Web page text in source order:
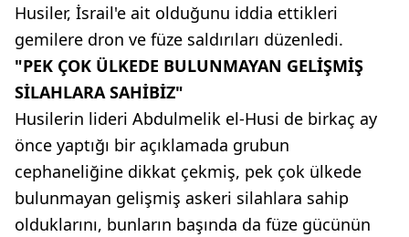
Husiler, İsrail'e ait olduğunu iddia ettikleri
gemilere dron ve füze saldırıları düzenledi.
"PEK ÇOK ÜLKEDE BULUNMAYAN GELİŞMİŞ
SİLAHLARA SAHİBİZ"
Husilerin lideri Abdulmelik el-Husi de birkaç ay
önce yaptığı bir açıklamada grubun
cephaneliğine dikkat çekmiş, pek çok ülkede
bulunmayan gelişmiş askeri silahlara sahip
olduklarını, bunların başında da füze gücünün